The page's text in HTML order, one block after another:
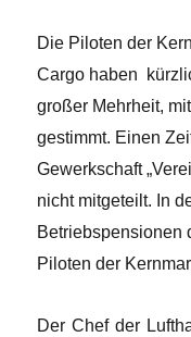
Die Piloten der
Cargo haben
großer Mehrheit,
gestimmt. Einen
Gewerkschaft
nicht mitgeteilt. In
Betriebspensionen
Piloten der
Der Chef der